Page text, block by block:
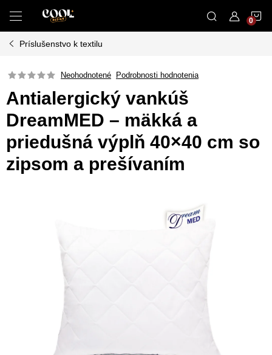
obsah
Príslušenstvo k textilu
Neohodnotené Podrobnosti hodnotenia
Antialergický vankúš
DreamMED – mäkká a
priedušná výplň 40×40 cm so
zipsom a prešívaním